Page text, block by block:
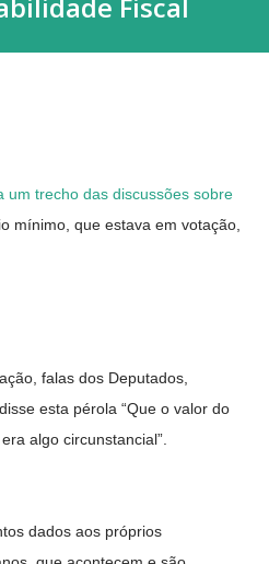
um trecho das discussões sobre
mínimo, que estava em votação,
falas dos Deputados,
esta pérola “Que o valor do
algo circunstancial”.
dados aos próprios